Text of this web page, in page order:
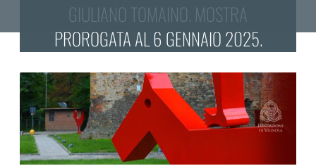
GIULIANO TOMAINO. MOSTRA
PROROGATA AL 6 GENNAIO 2025.